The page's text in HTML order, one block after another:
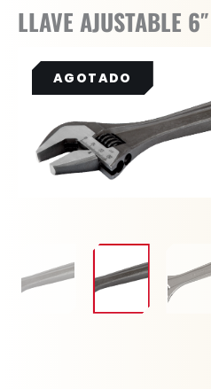
LLAVE AJUSTABLE 6″